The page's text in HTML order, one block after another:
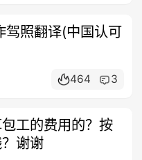
驾照翻译(中国认可
464 3
工的费用的？按
谢谢